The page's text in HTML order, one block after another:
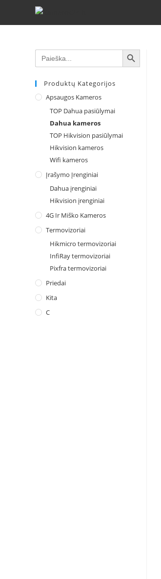
Search
for:
SEARCH BUTTON
Produktų Kategorijos
Apsaugos Kameros
TOP Dahua pasiūlymai
Dahua kameros
TOP Hikvision pasiūlymai
Hikvision kameros
Wifi kameros
Įrašymo Įrenginiai
Dahua įrenginiai
Hikvision įrenginiai
4G Ir Miško Kameros
Termovizoriai
Hikmicro termovizoriai
InfiRay termovizoriai
Pixfra termovizoriai
Priedai
Kita
C